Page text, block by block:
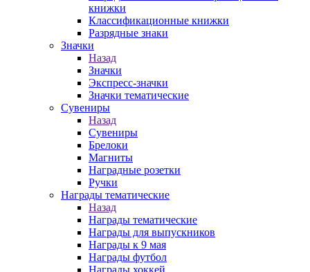
книжки
Классификационные книжки
Разрядные знаки
Значки
Назад
Значки
Экспресс-значки
Значки тематические
Сувениры
Назад
Сувениры
Брелоки
Магниты
Наградные розетки
Ручки
Награды тематические
Назад
Награды тематические
Награды для выпускников
Награды к 9 мая
Награды футбол
Награды хоккей